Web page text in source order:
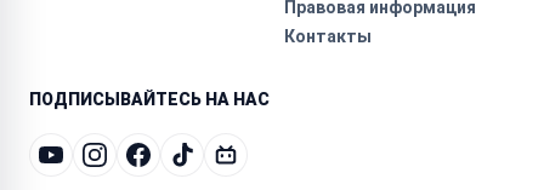
Правовая информация
Контакты
ПОДПИСЫВАЙТЕСЬ НА НАС